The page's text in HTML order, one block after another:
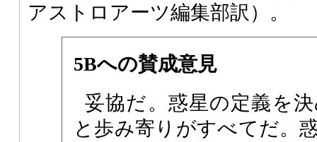
アストロアーツ編集部訳）。
5Bへの賛成意見
妥協だ。惑星の定義を
と歩み寄りがすべてだ。